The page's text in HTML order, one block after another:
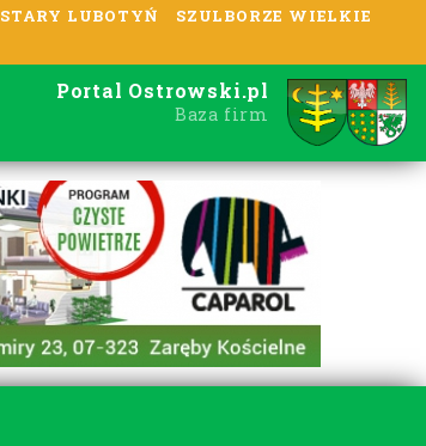
STARY LUBOTYŃ
SZULBORZE WIELKIE
Portal Ostrowski.pl
Baza firm